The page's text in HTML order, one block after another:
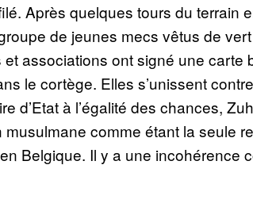
Après quelques tours du terrain
de jeunes mecs vêtus de
associations ont signé une carte
le cortège. Elles s’unissent
d’Etat à l’égalité des chances,
comme étant la seule
Belgique. Il y a une incohérence